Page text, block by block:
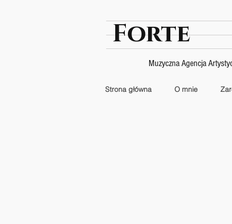
Forte
Muzyczna Agencja
Strona główna O mnie